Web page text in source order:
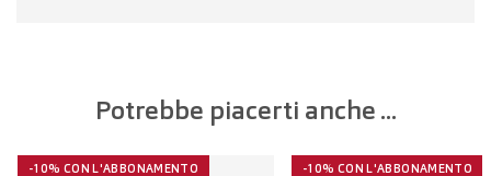
Potrebbe piacerti anche ...
-10% CON L'ABBONAMENTO -10% CON L'ABBONAMENTO